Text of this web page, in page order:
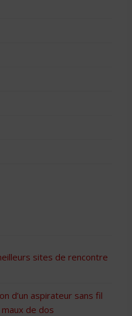
sites de rencontre
d’un aspirateur sans fil
de dos